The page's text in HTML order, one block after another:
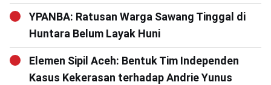
YPANBA: Ratusan Warga Sawang Tinggal di
Huntara Belum Layak Huni
Elemen Sipil Aceh: Bentuk Tim Independen
Kasus Kekerasan terhadap Andrie Yunus